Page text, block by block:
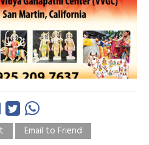
Email to Friend